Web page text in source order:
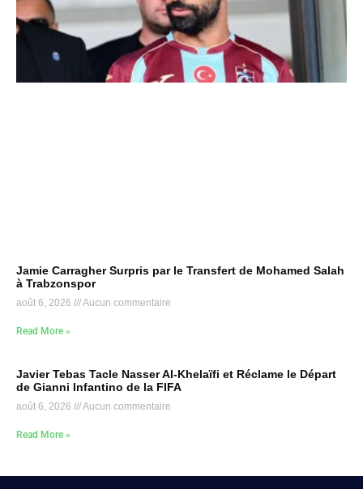
Jamie Carragher Surpris par le Transfert de Mohamed Salah
à Trabzonspor
août 6, 2026 Aucun commentaire
Read More »
Javier Tebas Tacle Nasser Al-Khelaïfi et Réclame le Départ
de Gianni Infantino de la FIFA
août 6, 2026 Aucun commentaire
Read More »